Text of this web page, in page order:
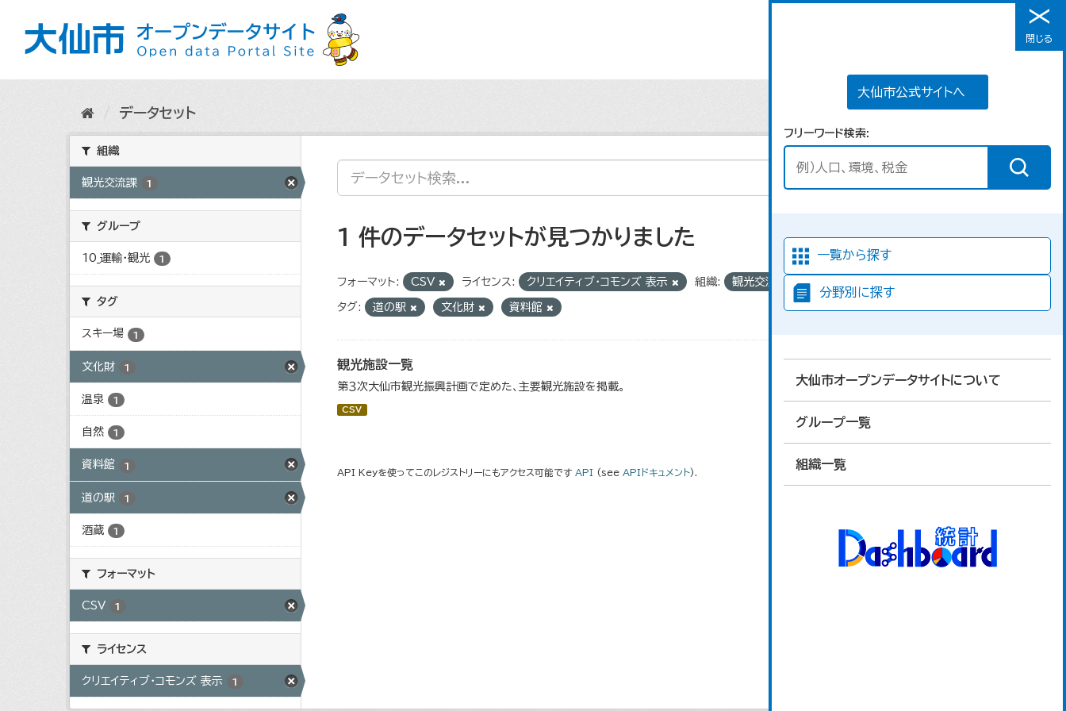
メニュー
大仙市公式サイトへ
フリーワード検索
一覧から探す
分野別に探す
大仙市オープンデータサイトについて
グループ一覧
組織一覧
閉じる
データセット
組織
観光交流課 1
グループ
10_運輸・観光 1
タグ
スキー場 1
文化財 1
温泉 1
自然 1
資料館 1
道の駅 1
酒蔵 1
フォーマット
CSV 1
ライセンス
クリエイティブ・コモンズ 表示 1
1 件のデータセットが見つかりました
フォーマット: CSV ライセンス: クリエイティブ・コモンズ 表示 組織: 観光交流課
タグ: 道の駅 文化財 資料館
観光施設一覧
第３次大仙市観光振興計画で定めた、主要観光施設を掲載。
CSV
API Keyを使ってこのレジストリーにもアクセス可能です API (see APIドキュメント).